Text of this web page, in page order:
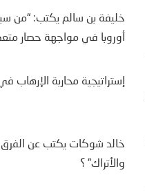
خليفة بن سالم يكتب: “من
أوروبا في مواجهة حصار
إستراتيجية محاربة
خالد شوكات يكتب عن الفرق
والأتراك” ؟